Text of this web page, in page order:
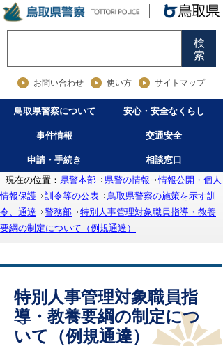
検
索
お問い合わせ 使い方 サイトマップ
鳥取県警察について 安心・安全なくらし
事件情報 交通安全
申請・手続き
相談窓口
現在の位置： 県警本部 県警の情報
情報公開・個人
情報保護
訓令等の公表
鳥取県警察の施策を示す訓
令、通達
警務部
特別人事管理対象職員指導・教養
要綱の制定について（例規通達）
特別人事管理対象職員指
導・教養要綱の制定につ
いて（例規通達）